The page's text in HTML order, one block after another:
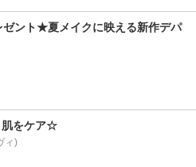
ゼント★夏メイクに映える新作デパ
肌をケア☆
ィ)